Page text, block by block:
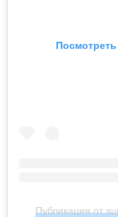
Публикация от